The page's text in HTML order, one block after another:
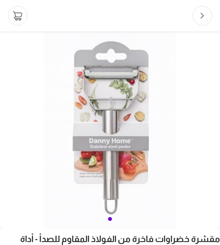
مقشرة خضراوات فاخرة من الفولاذ المقاوم للصدأ - أداة